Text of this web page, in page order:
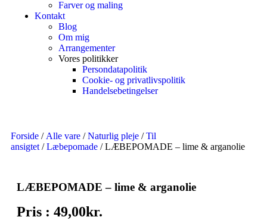
Farver og maling
Kontakt
Blog
Om mig
Arrangementer
Vores politikker
Persondatapolitik
Cookie- og privatlivspolitik
Handelsebetingelser
Forside / Alle vare /Naturlig pleje /Til
ansigtet /Læbepomade / LÆBEPOMADE – lime & arganolie
LÆBEPOMADE – lime & arganolie
Pris : 49,00kr.